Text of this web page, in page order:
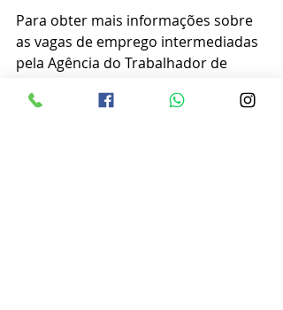
Para obter mais informações sobre
as vagas de emprego intermediadas
pela Agência do Trabalhador de
pessoalmente à agência localizada